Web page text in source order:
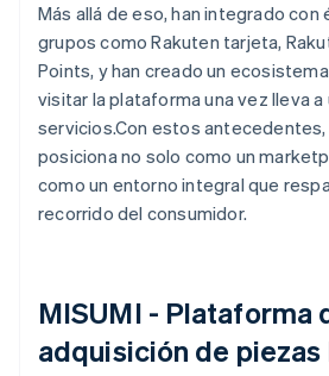
Más allá de eso, han integrado
grupos como Rakuten tarjeta,
Points, y han creado un
visitar la plataforma una vez lleva
servicios.Con estos antecedentes,
posiciona no solo como un
como un entorno integral que
recorrido del consumidor.
MISUMI - Plataforma
adquisición de piezas